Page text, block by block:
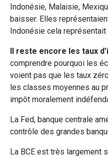
Indonésie, Malaisie,
baisser. Elles
Indonésie cela représentait
Il reste encore les taux
comprendre pourquoi les
voient pas que les taux
les classes moyennes au
impôt moralement
La Fed, banque centrale
contrôle des grandes
La BCE est très largement